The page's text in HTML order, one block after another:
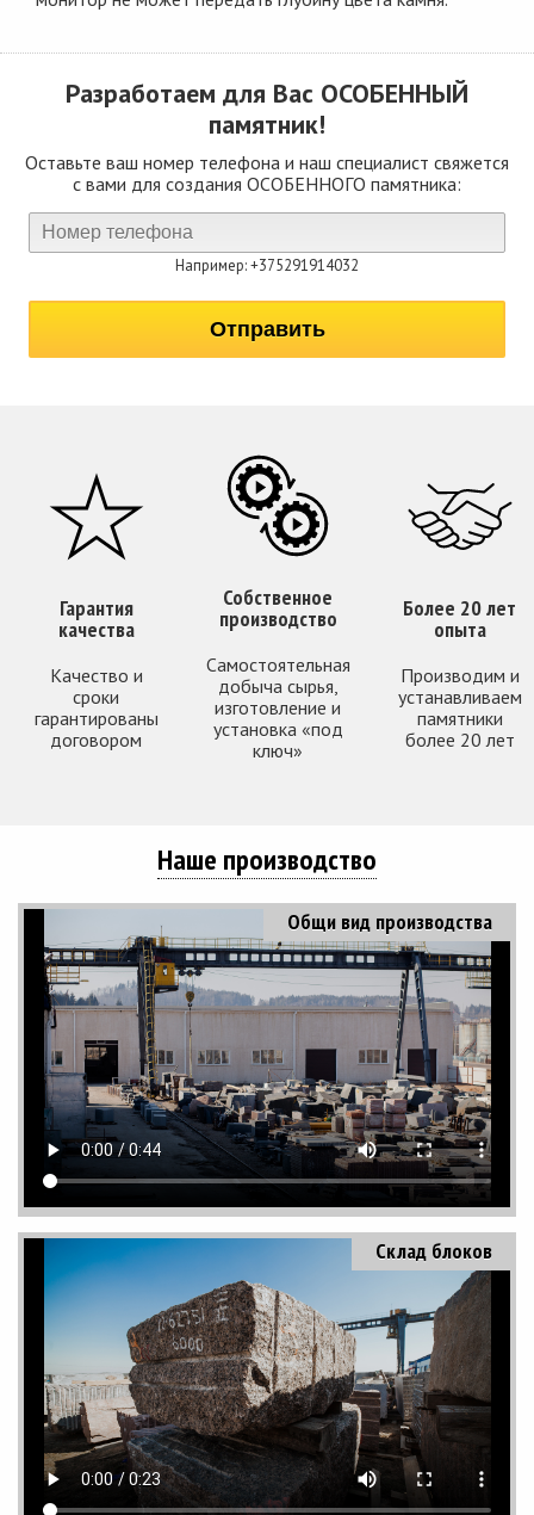
Разработаем для Вас ОСОБЕННЫЙ
памятник!
Оставьте ваш номер телефона и наш специалист свяжется
с вами для создания ОСОБЕННОГО памятника:
Например: +375291914032
Гарантия
качества
Качество и
сроки
гарантированы
договором
Собственное
производство
Самостоятельная
добыча сырья,
изготовление и
установка «под
ключ»
Более 20 лет
опыта
Производим и
устанавливаем
памятники
более 20 лет
Наше производство
Общи вид производства
Склад блоков